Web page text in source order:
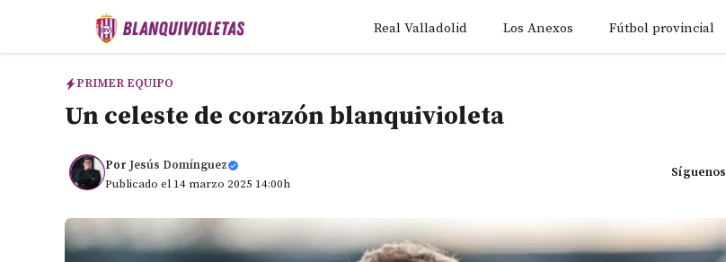
Real Valladolid Los Anexos Fútbol provincial
PRIMER EQUIPO
Un celeste de corazón blanquivioleta
Por Jesús Domínguez
Publicado el 14 marzo 2025 14:00h
Síguenos